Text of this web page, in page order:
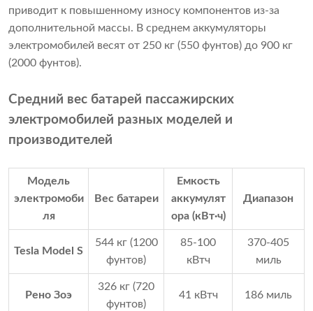
приводит к повышенному износу компонентов из-за
дополнительной массы. В среднем аккумуляторы
электромобилей весят от 250 кг (550 фунтов) до 900 кг
(2000 фунтов).
Средний вес батарей пассажирских
электромобилей разных моделей и
производителей
Модель
электромоби
ля
Вес батареи
Емкость
аккумулят
ора (кВт·ч)
Диапазон
Tesla Model S
544 кг (1200
фунтов)
85-100
кВтч
370-405
миль
Рено Зоэ
326 кг (720
фунтов)
41 кВтч 186 миль